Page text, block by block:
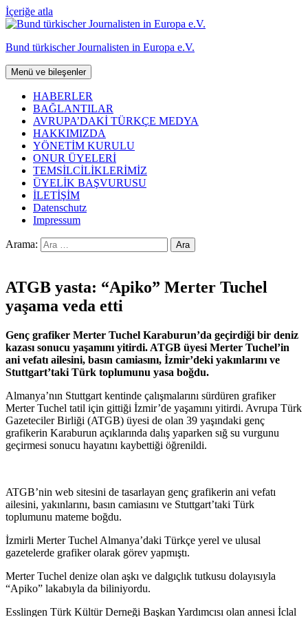
İçeriğe atla
Bund türkischer Journalisten in Europa e.V.
Menü ve bileşenler
HABERLER
BAĞLANTILAR
AVRUPA’DAKİ TÜRKÇE MEDYA
HAKKIMIZDA
YÖNETİM KURULU
ONUR ÜYELERİ
TEMSİLCİLİKLERİMİZ
ÜYELİK BAŞVURUSU
İLETİŞİM
Datenschutz
Impressum
Arama:
ATGB yasta: “Apiko” Merter Tuchel
yaşama veda etti
Genç grafiker Merter Tuchel Karaburun’da geçirdiği bir deniz
kazası sonucu yaşamını yitirdi. ATGB üyesi Merter Tuchel’in
ani vefatı ailesini, basın camiasını, İzmir’deki yakınlarını ve
Stuttgart’taki Türk toplumunu yasa boğdu.
Almanya’nın Stuttgart kentinde çalışmalarını sürdüren grafiker
Merter Tuchel tatil için gittiği İzmir’de yaşamını yitirdi. Avrupa Türk
Gazeteciler Birliği (ATGB) üyesi de olan 39 yaşındaki genç
grafikerin Karaburun açıklarında dalış yaparken sığ su vurgunu
geçirmesi sonucu hayatını kaybettiği öğrenildi.
ATGB’nin web sitesini de tasarlayan genç grafikerin ani vefatı
ailesini, yakınlarını, basın camiasını ve Stuttgart’taki Türk
toplumunu mateme boğdu.
İzmirli Merter Tuchel Almanya’daki Türkçe yerel ve ulusal
gazetelerde grafiker olarak görev yapmıştı.
Merter Tuchel denize olan aşkı ve dalgıçlık tutkusu dolayısıyla
“Apiko” lakabıyla da biliniyordu.
Esslingen Türk Kültür Derneği Başkan Yardımcısı olan annesi İclal